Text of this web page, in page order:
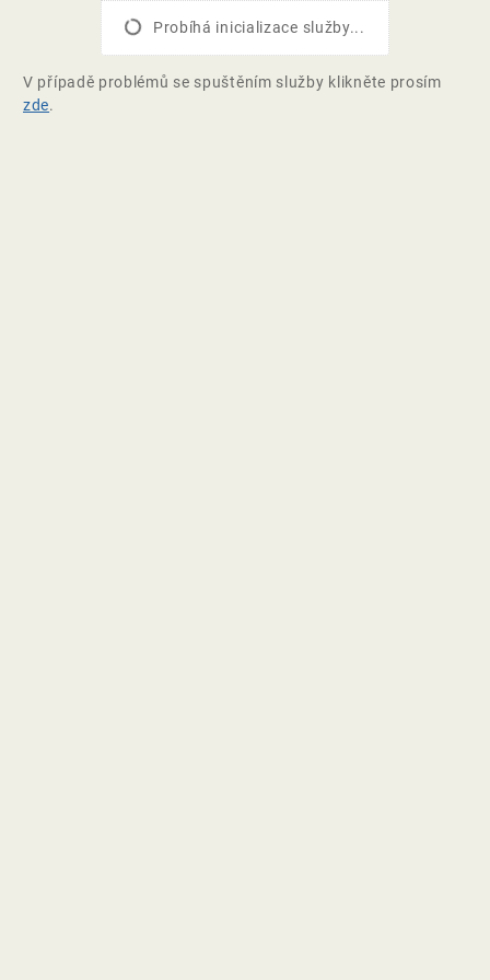
Probíhá inicializace služby...
V případě problémů se spuštěním služby klikněte prosím
zde.